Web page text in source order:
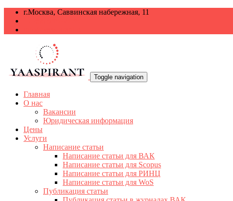
г.Москва, Саввинская набережная, 11
Toggle navigation
Главная
О нас
Вакансии
Юридическая информация
Цены
Услуги
Написание статьи
Написание статьи для ВАК
Написание статьи для Scopus
Написание статьи для РИНЦ
Написание статьи для WoS
Публикация статьи